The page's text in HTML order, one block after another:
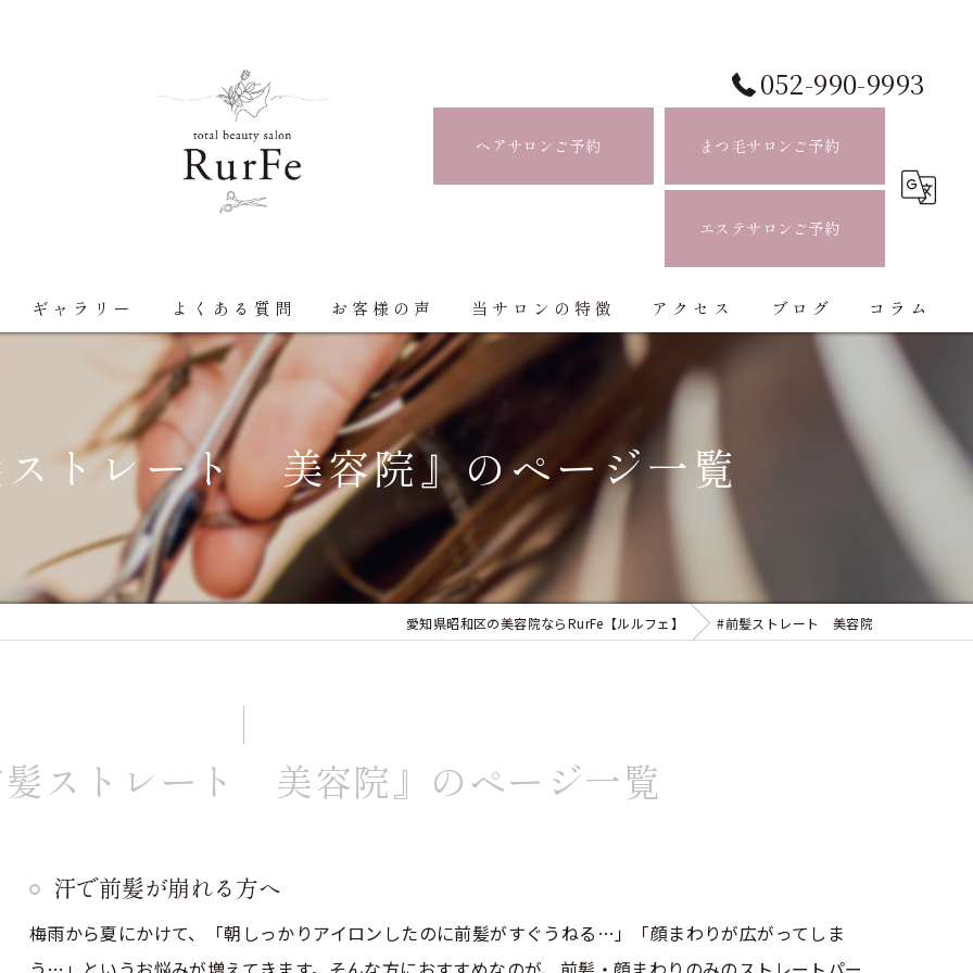
052-990-9993
ヘアサロンご予約 まつ毛サロンご予約
エステサロンご予約
ギャラリー よくある質問 お客様の声 当サロンの特徴
白髪ぼかし
ハイライト
似合わせカット
フェイシャルエステ
まつ毛パーマ
アクセス ブログ コラム
トレート 美容院』のページ一覧
愛知県昭和区の美容院ならRurFe【ルルフェ】 #前髪ストレート 美容院
ストレート 美容院』のページ一覧
汗で前髪が崩れる方へ
梅雨から夏にかけて、「朝しっかりアイロンしたのに前髪がすぐうねる…」「顔まわりが広がってしま